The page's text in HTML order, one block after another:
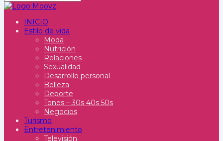
INICIO
Estilo de vida
Moda
Nutrición
Relaciones
Sexualidad
Desarrollo personal
Belleza
Deporte
Tones – 30s 40s 50s
Negocios
Turismo
Entretenimiento
Televisión